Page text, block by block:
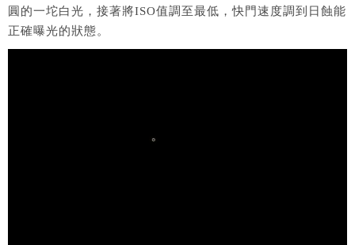
圓的一坨白光，接著將ISO值調至最低，快門速度調到日蝕能
正確曝光的狀態。